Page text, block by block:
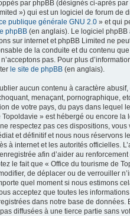
par phpBB (désignés ci-après par
») qui est un logiciel de forum de
publique générale GNU 2.0 » et qui
phpBB (en anglais). Le logiciel phpBB
sur internet et phpBB Limited ne
de la conduite et du contenu
pas. Pour plus
le site de phpBB (en anglais).
aucun contenu à caractère
menaçant, pornographique,
de votre pays, du pays dans lequel
Topoldavie » est hébergé ou encore la
respectez pas ces dispositions, vous
et définitif et nous nous réservons
à internet et les autorités officielles.
afin d’aider au renforcement
le fait que « Office du tourisme de
de déplacer ou de verrouiller
quel moment si nous estimons
acceptez que toutes les
dans notre base de données.
diffusées à une tierce partie sans